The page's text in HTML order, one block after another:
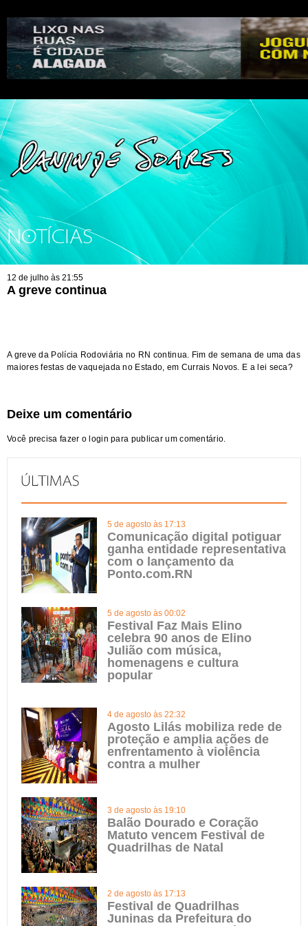
NOTÍCIAS
12 de julho às 21:55
A greve continua
A greve da Polícia Rodoviária no RN continua. Fim de semana de uma das
maiores festas de vaquejada no Estado, em Currais Novos. E a lei seca?
Deixe um comentário
Você precisa fazer o login para publicar um comentário.
5 de agosto às 17:13
Comunicação digital potiguar
ganha entidade representativa
com o lançamento da
Ponto.com.RN
5 de agosto às 00:02
Festival Faz Mais Elino
celebra 90 anos de Elino
Julião com música,
homenagens e cultura
popular
4 de agosto às 22:32
Agosto Lilás mobiliza rede de
proteção e amplia ações de
enfrentamento à violência
contra a mulher
3 de agosto às 19:10
Balão Dourado e Coração
Matuto vencem Festival de
Quadrilhas de Natal
2 de agosto às 17:13
Festival de Quadrilhas
Juninas da Prefeitura do